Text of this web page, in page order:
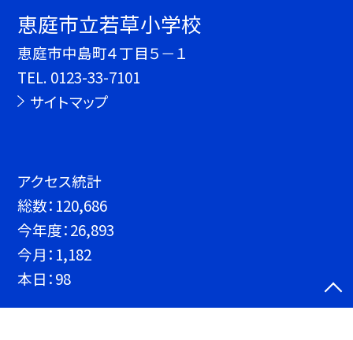
恵庭市立若草小学校
恵庭市中島町４丁目５－１
TEL. 0123-33-7101
サイトマップ
アクセス統計
総数： 120,686
今年度：26,893
今月： 1,182
本日：98